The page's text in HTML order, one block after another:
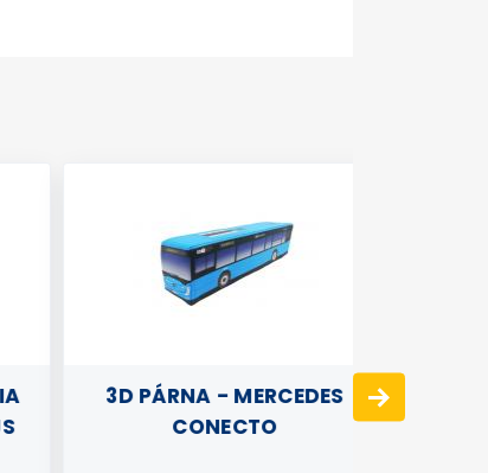
3D PÁRNA - MERCEDES
CONECTO